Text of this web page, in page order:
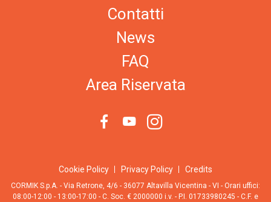
Contatti
News
FAQ
Area Riservata
Cookie Policy Privacy Policy Credits
CORMIK S.p.A. - Via Retrone, 4/6 - 36077 Altavilla Vicentina - VI - Orari uffici:
08:00-12:00 - 13:00-17:00 - C. Soc. € 2000000 i.v. - P.I. 01733980245 - C.F. e